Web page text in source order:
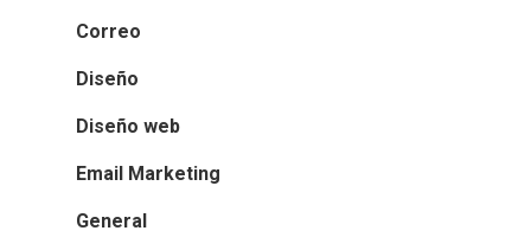
Correo
Diseño
Diseño web
Email Marketing
General